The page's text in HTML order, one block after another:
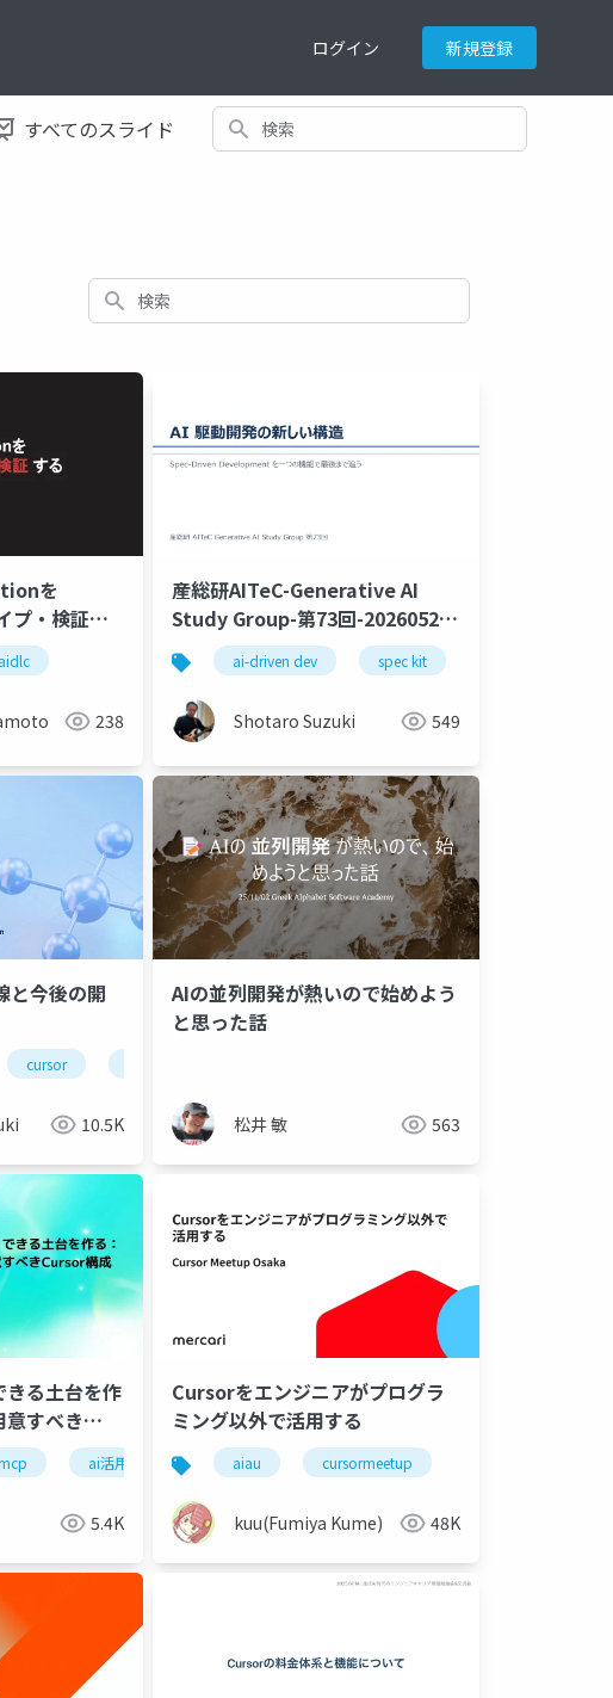
ログイン 新規登録
すべてのスライド 検索
検索
aws azure ai infused app .net
を
プ・検証す
aidlc
238
産総研AITeC-Generative AI
Study Group-第73回-20260526-
SDDセッション-公開版
ai-driven dev spec kit
Shotaro Suzuki 549
cursor
と今後の開
cursor
10.5K
AIの並列開発が熱いので始めよう
と思った話
松井 敏 563
fpt ai factory gpu cloud cursor github
きる土台を作
すべき
ai活用 コーディングエージェント 資料作成
5.4K
Cursorをエンジニアがプログラ
ミング以外で活用する
aiau cursormeetup
kuu(Fumiya Kume) 48K